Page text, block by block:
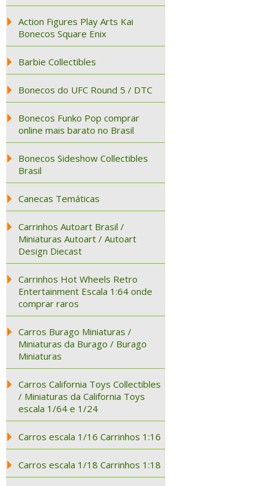
Action Figures Play Arts Kai
Bonecos Square Enix
Barbie Collectibles
Bonecos do UFC Round 5 / DTC
Bonecos Funko Pop comprar
online mais barato no Brasil
Bonecos Sideshow Collectibles
Brasil
Canecas Temáticas
Carrinhos Autoart Brasil /
Miniaturas Autoart / Autoart
Design Diecast
Carrinhos Hot Wheels Retro
Entertainment Escala 1:64 onde
comprar raros
Carros Burago Miniaturas /
Miniaturas da Burago / Burago
Miniaturas
Carros California Toys Collectibles
/ Miniaturas da California Toys
escala 1/64 e 1/24
Carros escala 1/16 Carrinhos 1:16
Carros escala 1/18 Carrinhos 1:18